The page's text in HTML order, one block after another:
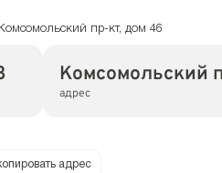
пр-кт, дом 46
Комсомольский
адрес
адрес